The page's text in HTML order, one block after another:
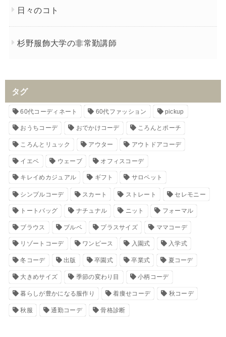
日々のコト
杉野服飾大学の非常勤講師
タグ
60代コーディネート 60代ファッション pickup
おうちコーデ おでかけコーデ ころんとポーチ
ころんとリュック アウター アウトドアコーデ
イエベ ウェーブ オフィスコーデ
キレイめカジュアル ギフト サロペット
シンプルコーデ スカート ストレート セレモニー
トートバッグ ナチュナル ニット フォーマル
ブラウス ブルベ プラスサイズ ママコーデ
リゾートコーデ ワンピース 入園式 入学式
冬コーデ 出版 卒園式 卒業式 夏コーデ
大きめサイズ 季節の変わり目 小柄コーデ
暮らしが豊かになる服作り 着痩せコーデ 秋コーデ
秋服 通勤コーデ 骨格診断